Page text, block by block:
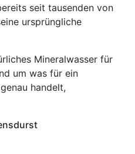
seit tausenden von
ursprüngliche
Mineralwasser für
um was für ein
handelt,